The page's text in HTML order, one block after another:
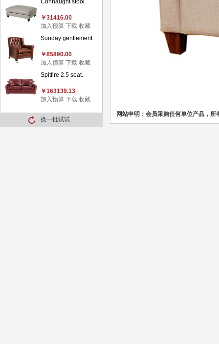
Connaught stool
￥31416.00
加入预算 下载 收藏
Sunday gentlement.
￥85890.00
加入预算 下载 收藏
Spitfire 2.5 seat.
￥163139.13
加入预算 下载 收藏
换一批试试
网站申明：会员采购任何单位产品，